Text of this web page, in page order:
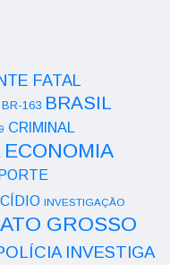
FATAL
BR-163 BRASIL
CRIMINAL
ECONOMIA
INVESTIGAÇÃO
GROSSO
INVESTIGA